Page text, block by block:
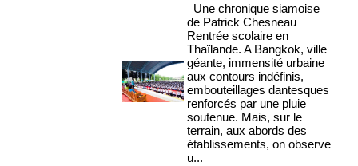
Une chronique siamoise
de Patrick Chesneau
Rentrée scolaire en
Thaïlande. A Bangkok, ville
géante, immensité urbaine
aux contours indéfinis,
embouteillages dantesques
renforcés par une pluie
soutenue. Mais, sur le
terrain, aux abords des
établissements, on observe
u...